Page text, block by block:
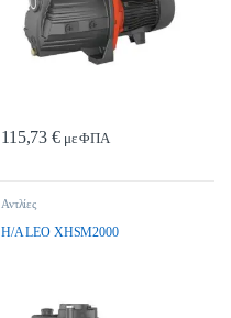
115,73€με ΦΠΑ
Αντλίες
H/A LEO XHSM2000